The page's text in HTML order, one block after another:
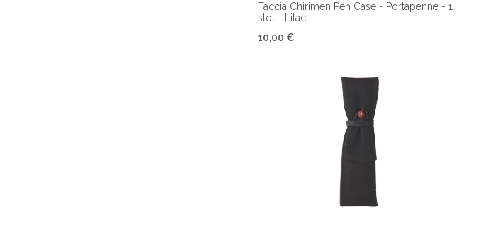
Taccia Chirimen Pen Case - Portapenne - 1
slot - Lilac
10,00 €